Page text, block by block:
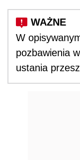
W
pozbawienia
ustania